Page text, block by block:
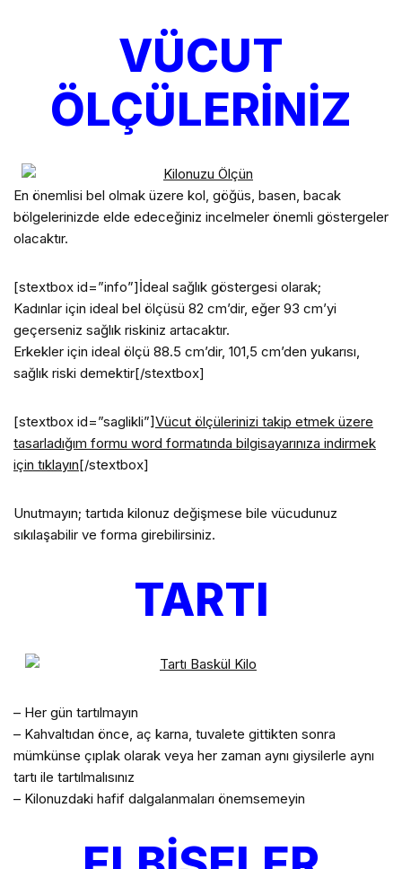
VÜCUT
ÖLÇÜLERİNİZ
En önemlisi bel olmak üzere kol, göğüs, basen, bacak
bölgelerinizde elde edeceğiniz incelmeler önemli göstergeler
olacaktır.
[stextbox id=”info”]İdeal sağlık göstergesi olarak;
Kadınlar için ideal bel ölçüsü 82 cm’dir, eğer 93 cm’yi
geçerseniz sağlık riskiniz artacaktır.
Erkekler için ideal ölçü 88.5 cm’dir, 101,5 cm’den yukarısı,
sağlık riski demektir[/stextbox]
[stextbox id=”saglikli”]Vücut ölçülerinizi takip etmek üzere
tasarladığım formu word formatında bilgisayarınıza indirmek
için tıklayın[/stextbox]
Unutmayın; tartıda kilonuz değişmese bile vücudunuz
sıkılaşabilir ve forma girebilirsiniz.
TARTI
– Her gün tartılmayın
– Kahvaltıdan önce, aç karna, tuvalete gittikten sonra
mümkünse çıplak olarak veya her zaman aynı giysilerle aynı
tartı ile tartılmalısınız
– Kilonuzdaki hafif dalgalanmaları önemsemeyin